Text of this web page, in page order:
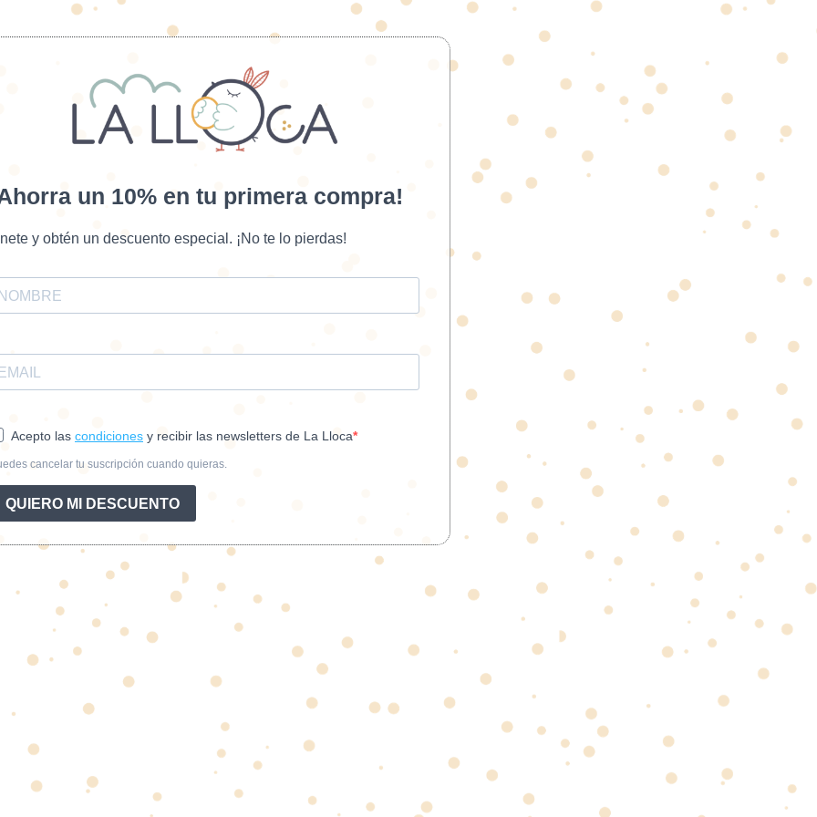
un 10% en tu primera compra!
y obtén un descuento especial. ¡No te lo pierdas!
Acepto las condiciones y recibir las newsletters de La Lloca
cancelar tu suscripción cuando quieras.
QUIERO MI DESCUENTO